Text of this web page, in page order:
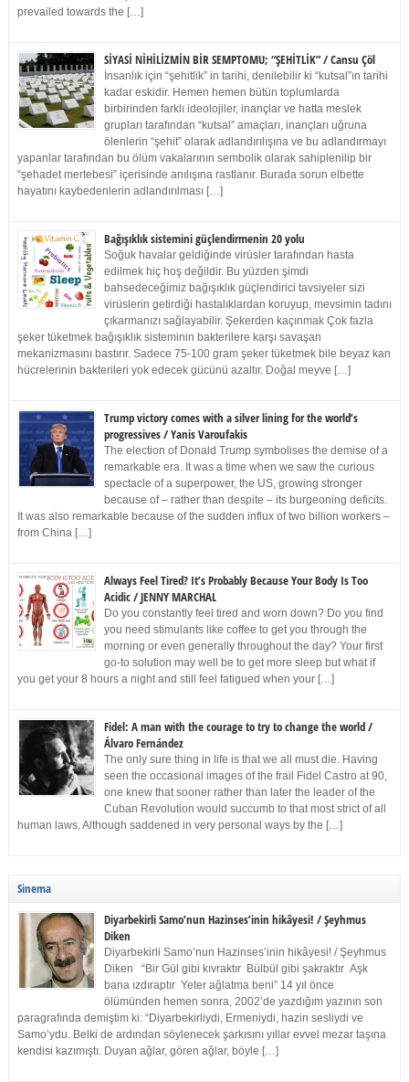
prevailed towards the […]
SİYASİ NİHİLİZMİN BİR SEMPTOMU; “ŞEHİTLİK” / Cansu Çöl
İnsanlık için “şehitlik” in tarihi, denilebilir ki “kutsal”ın tarihi
kadar eskidir. Hemen hemen bütün toplumlarda
birbirinden farklı ideolojiler, inançlar ve hatta meslek
grupları tarafından “kutsal” amaçları, inançları uğruna
ölenlerin “şehit” olarak adlandırılışına ve bu adlandırmayı
yapanlar tarafından bu ölüm vakalarının sembolik olarak sahiplenilip bir
“şehadet mertebesi” içerisinde anılışına rastlanır. Burada sorun elbette
hayatını kaybedenlerin adlandırılması […]
Bağışıklık sistemini güçlendirmenin 20 yolu
Soğuk havalar geldiğinde virüsler tarafından hasta
edilmek hiç hoş değildir. Bu yüzden şimdi
bahsedeceğimiz bağışıklık güçlendirici tavsiyeler sizi
virüslerin getirdiği hastalıklardan koruyup, mevsimin tadını
çıkarmanızı sağlayabilir. Şekerden kaçınmak Çok fazla
şeker tüketmek bağışıklık sisteminin bakterilere karşı savaşan
mekanizmasını bastırır. Sadece 75-100 gram şeker tüketmek bile beyaz kan
hücrelerinin bakterileri yok edecek gücünü azaltır. Doğal meyve […]
Trump victory comes with a silver lining for the world’s
progressives / Yanis Varoufakis
The election of Donald Trump symbolises the demise of a
remarkable era. It was a time when we saw the curious
spectacle of a superpower, the US, growing stronger
because of – rather than despite – its burgeoning deficits.
It was also remarkable because of the sudden influx of two billion workers –
from China […]
Always Feel Tired? It’s Probably Because Your Body Is Too
Acidic / JENNY MARCHAL
Do you constantly feel tired and worn down? Do you find
you need stimulants like coffee to get you through the
morning or even generally throughout the day? Your first
go-to solution may well be to get more sleep but what if
you get your 8 hours a night and still feel fatigued when your […]
Fidel: A man with the courage to try to change the world /
Álvaro Fernández
The only sure thing in life is that we all must die. Having
seen the occasional images of the frail Fidel Castro at 90,
one knew that sooner rather than later the leader of the
Cuban Revolution would succumb to that most strict of all
human laws. Although saddened in very personal ways by the […]
Sinema
Diyarbekirli Samo’nun Hazinses’inin hikâyesi! / Şeyhmus
Diken
Diyarbekirli Samo’nun Hazinses’inin hikâyesi! / Şeyhmus
Diken “Bir Gül gibi kıvraktır Bülbül gibi şakraktır Aşk
bana ızdıraptır Yeter ağlatma beni” 14 yıl önce
ölümünden hemen sonra, 2002’de yazdığım yazının son
paragrafında demiştim ki: “Diyarbekirliydi, Ermeniydi, hazin sesliydi ve
Samo’ydu. Belki de ardından söylenecek şarkısını yıllar evvel mezar taşına
kendisi kazımıştı. Duyan ağlar, gören ağlar, böyle […]